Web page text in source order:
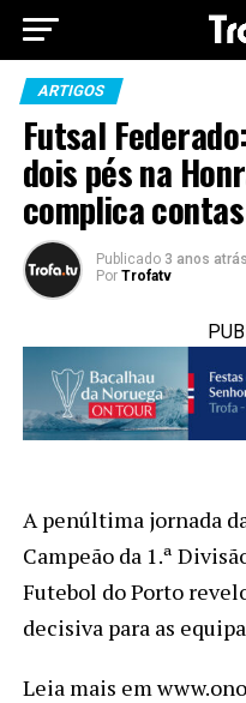
ARTIGOS
Futsal
dois pés na
complica contas
Publicado 3 anos atrás
Por Trofatv
A penúltima jornada
Campeão da 1.ª
Futebol do Porto
decisiva para as
Leia mais em